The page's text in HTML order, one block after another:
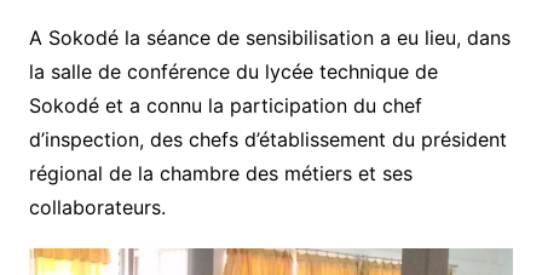
A Sokodé la séance de sensibilisation a eu lieu, dans
la salle de conférence du lycée technique de
Sokodé et a connu la participation du chef
d’inspection, des chefs d’établissement du président
régional de la chambre des métiers et ses
collaborateurs.